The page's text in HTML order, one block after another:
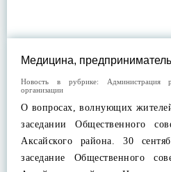
Медицина,
Новость в рубрике: Администрация
организации
О вопросах, волнующих
заседании Общественного
Аксайского района. 30
заседание Общественного